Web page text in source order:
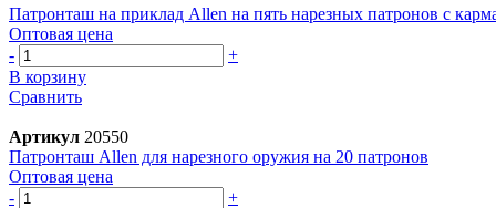
Патронташ на приклад Allen на пять нарезных патронов с
Оптовая цена
-
+
В корзину
Сравнить
Артикул 20550
Патронташ Allen для нарезного оружия на 20 патронов
Оптовая цена
-
+